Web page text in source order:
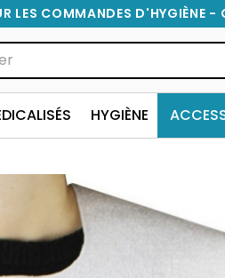
LES COMMANDES D'HYGIÈNE -
HYGIÈNE